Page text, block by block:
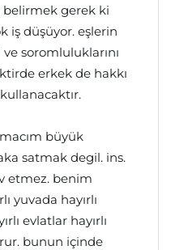
belirmek gerek ki
iş düşüyor. eşlerin
soromluluklarını
erkek de hakkı
büyük
satmak degil. ins.
etmez. benim
yuvada hayırlı
evlatlar hayırlı
bunun içinde